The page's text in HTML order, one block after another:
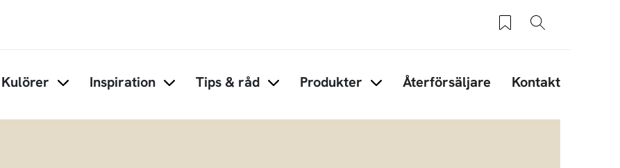
Sparade produkter
Sök
Kulörer Inspiration Tips & råd Produkter Återförsäljare Kontakt